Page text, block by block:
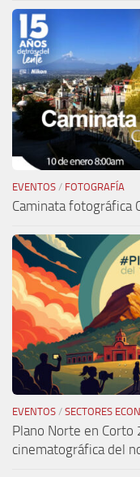
EVENTOS / FOTOGRAFÍA
Caminata fotográfica
EVENTOS / SECTORES
Plano Norte en Corto
cinematográfica del